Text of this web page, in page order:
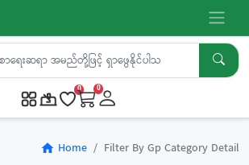
0 0
home Home Filter By Gp Category Detail